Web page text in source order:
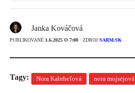
Janka Kováčová
PUBLIKOVANÉ 1.6.2025 O 7:00 · ZDROJ SARM.SK
Tagy: Nora Kabrheľová nora mojsejová